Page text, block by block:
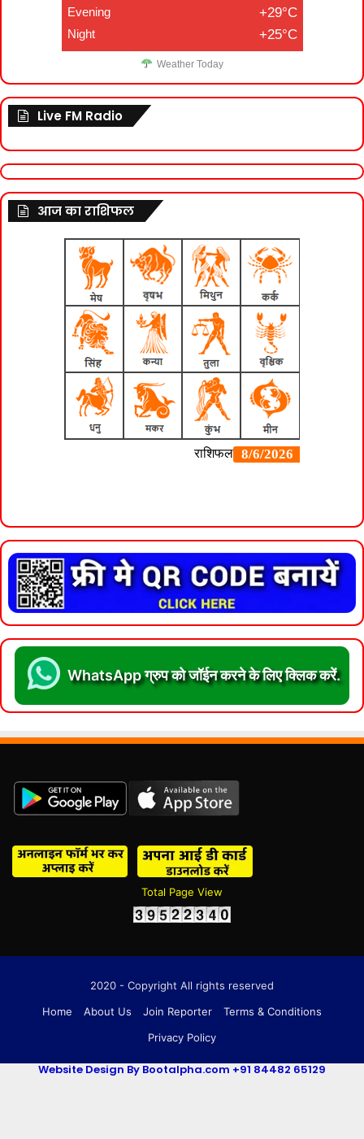
Evening +29°C
Night +25°C
Weather Today
Live FM Radio
आज का राशिफल
WhatsApp ग्रुप को जॉईन करने के लिए क्लिक करें.
Total Page View
2020 - Copyright All rights reserved
Home
About Us Join Reporter
Terms & Conditions
Privacy Policy
Website Design By Bootalpha.com +91 84482 65129